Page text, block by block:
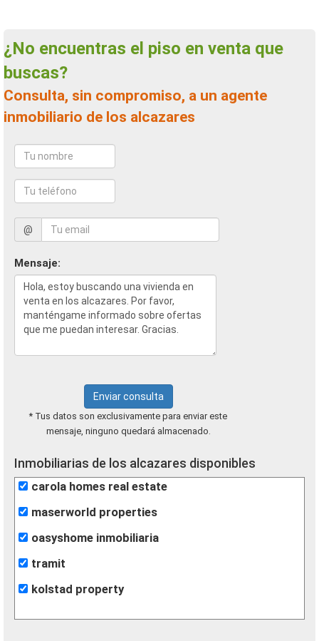
¿No encuentras el piso en venta que
buscas?
Consulta, sin compromiso, a un agente
inmobiliario de los alcazares
@
Mensaje:
Enviar consulta
* Tus datos son exclusivamente para enviar este
mensaje, ninguno quedará almacenado.
Inmobiliarias de los alcazares disponibles
carola homes real estate
maserworld properties
oasyshome inmobiliaria
tramit
kolstad property